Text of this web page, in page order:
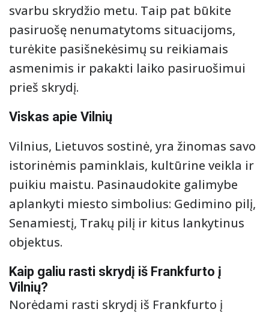
svarbu skrydžio metu. Taip pat būkite
pasiruošę nenumatytoms situacijoms,
turėkite pasišnekėsimų su reikiamais
asmenimis ir pakakti laiko pasiruošimui
prieš skrydį.
Viskas apie Vilnių
Vilnius, Lietuvos sostinė, yra žinomas savo
istorinėmis paminklais, kultūrine veikla ir
puikiu maistu. Pasinaudokite galimybe
aplankyti miesto simbolius: Gedimino pilį,
Senamiestį, Trakų pilį ir kitus lankytinus
objektus.
Kaip galiu rasti skrydį iš Frankfurto į
Vilnių?
Norėdami rasti skrydį iš Frankfurto į